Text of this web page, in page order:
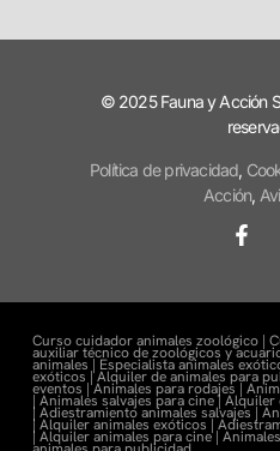
© 2025 Fauna y Acción
Política de privacidad,
Acción,
Curso cuidador animales zoológico |
auxiliar técnico de zoológicos y
animales | Especialista animales
exóticos |Alquiler de animales para
eventos |Animales para rodajes |
| Animales salvajes para cine | Alquiler
| Adiestramiento animales salvajes |
| Alquiler animales exóticos |
| Alquiler animales para cine |